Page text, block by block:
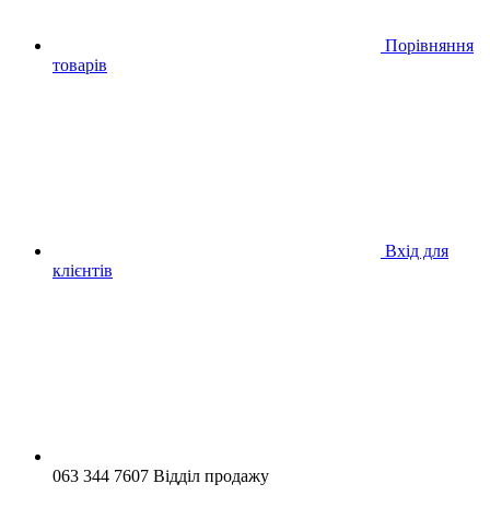
Порівняння
товарів
Вхід для
клієнтів
063 344 7607 Відділ продажу